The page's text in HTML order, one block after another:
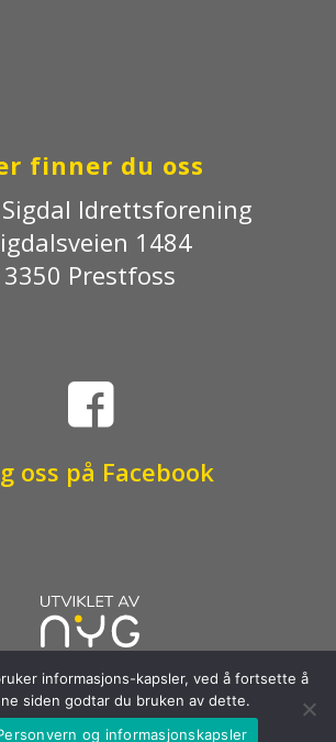
finner du oss
Idrettsforening
1484
3350 Prestfoss

oss på Facebook
informasjons-kapsler, ved å fortsette å
siden godtar du bruken av dette.
og informasjonskapsler